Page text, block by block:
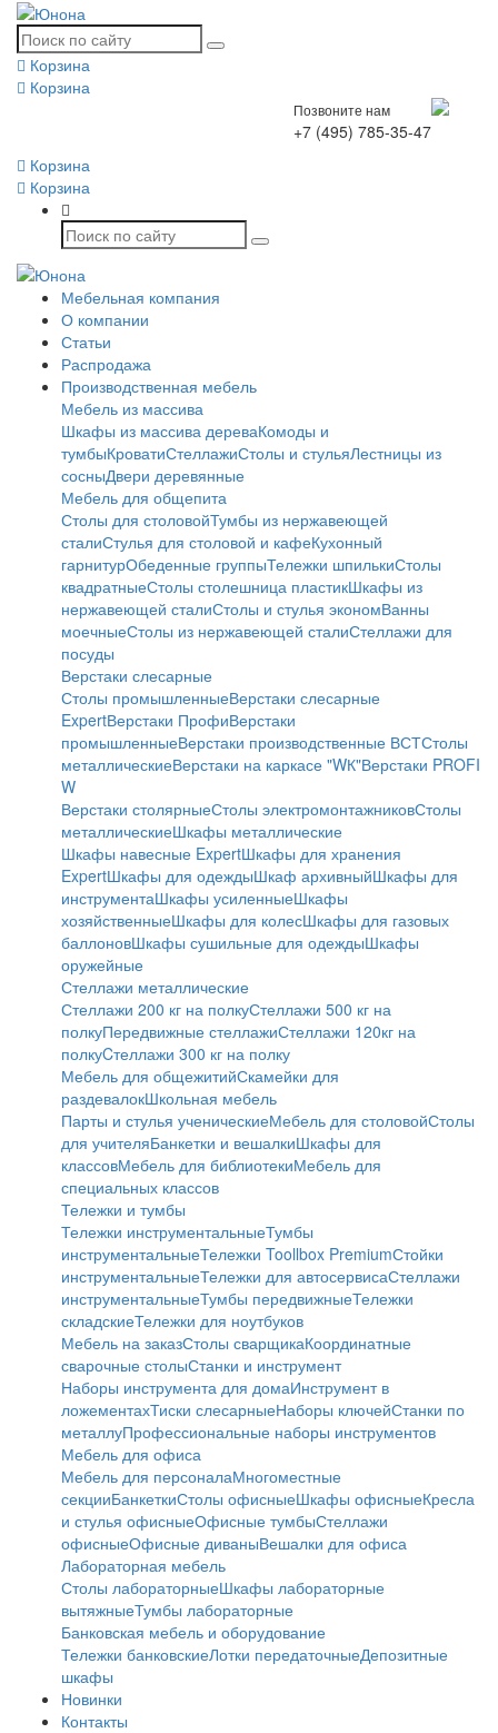
Корзина
Корзина
Позвоните нам
+7 (495) 785-35-47
Корзина
Корзина
Мебельная компания
О компании
Статьи
Распродажа
Производственная мебель
Мебель из массива
Шкафы из массива дереваКомоды и
тумбыКроватиСтеллажиСтолы и стульяЛестницы из
сосныДвери деревянные
Мебель для общепита
Столы для столовойТумбы из нержавеющей
сталиСтулья для столовой и кафеКухонный
гарнитурОбеденные группыТележки шпилькиСтолы
квадратныеСтолы столешница пластикШкафы из
нержавеющей сталиСтолы и стулья экономВанны
моечныеСтолы из нержавеющей сталиСтеллажи для
посуды
Верстаки слесарные
Столы промышленныеВерстаки слесарные
ExpertВерстаки ПрофиВерстаки
промышленныеВерстаки производственные ВСТСтолы
металлическиеВерстаки на каркасе "WК"Верстаки PROFI
W
Верстаки столярныеСтолы электромонтажниковСтолы
металлическиеШкафы металлические
Шкафы навесные ExpertШкафы для хранения
ExpertШкафы для одеждыШкаф архивныйШкафы для
инструментаШкафы усиленныеШкафы
хозяйственныеШкафы для колесШкафы для газовых
баллоновШкафы сушильные для одеждыШкафы
оружейные
Стеллажи металлические
Стеллажи 200 кг на полкуСтеллажи 500 кг на
полкуПередвижные стеллажиСтеллажи 120кг на
полкуCтеллажи 300 кг на полку
Мебель для общежитийСкамейки для
раздевалокШкольная мебель
Парты и стулья ученическиеМебель для столовойСтолы
для учителяБанкетки и вешалкиШкафы для
классовМебель для библиотекиМебель для
специальных классов
Тележки и тумбы
Тележки инструментальныеТумбы
инструментальныеТележки Toollbox PremiumСтойки
инструментальныеТележки для автосервисаСтеллажи
инструментальныеТумбы передвижныеТележки
складскиеТележки для ноутбуков
Мебель на заказСтолы сварщикаКоординатные
сварочные столыСтанки и инструмент
Наборы инструмента для домаИнструмент в
ложементахТиски слесарныеНаборы ключейСтанки по
металлуПрофессиональные наборы инструментов
Мебель для офиса
Мебель для персоналаМногоместные
секцииБанкеткиСтолы офисныеШкафы офисныеКресла
и стулья офисныеОфисные тумбыСтеллажи
офисныеОфисные диваныВешалки для офиса
Лабораторная мебель
Столы лабораторныеШкафы лабораторные
вытяжныеТумбы лабораторные
Банковская мебель и оборудование
Тележки банковскиеЛотки передаточныеДепозитные
шкафы
Новинки
Контакты